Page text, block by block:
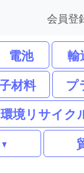
会員登
電池
輸
材料
プ
環境リサイク